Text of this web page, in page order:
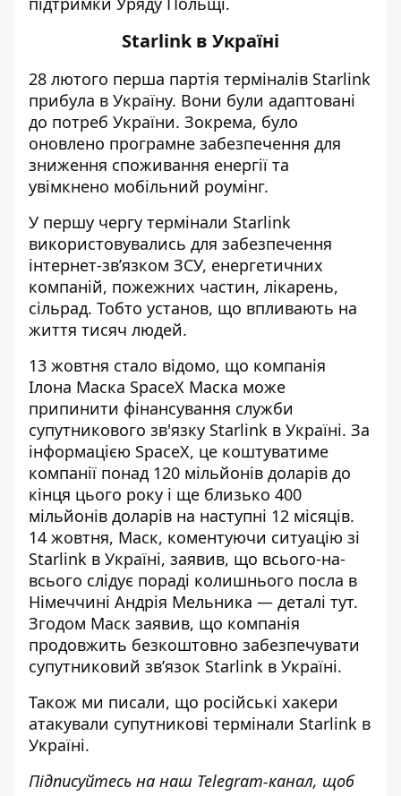
Starlink в Україні
28 лютого перша партія терміналів Starlink
прибула в Україну. Вони були адаптовані
до потреб України. Зокрема, було
оновлено програмне забезпечення для
зниження споживання енергії та
увімкнено мобільний роумінг.
У першу чергу термінали Starlink
використовувались для забезпечення
інтернет-зв’язком ЗСУ, енергетичних
компаній, пожежних частин, лікарень,
сільрад. Тобто установ, що впливають на
життя тисяч людей.
13 жовтня стало відомо, що компанія
Ілона Маска SpaceX Маска може
припинити фінансування служби
супутникового зв'язку Starlink в Україні. За
інформацією SpaceX, це коштуватиме
компанії понад 120 мільйонів доларів до
кінця цього року і ще близько 400
мільйонів доларів на наступні 12 місяців.
14 жовтня, Маск, коментуючи ситуацію зі
Starlink в Україні, заявив, що всього-на-
всього слідує пораді колишнього посла в
Німеччині Андрія Мельника — деталі тут.
Згодом Маск заявив, що компанія
продовжить безкоштовно забезпечувати
супутниковий зв’язок Starlink в Україні.
Також ми писали, що російські хакери
атакували супутникові термінали Starlink в
Україні.
Підписуйтесь на наш Telegram-канал, щоб